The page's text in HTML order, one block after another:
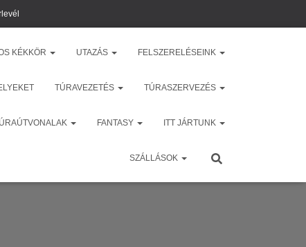
KÉKKÖR UTAZÁS FELSZERELÉSEINK
TÚRAVEZETÉS TÚRASZERVEZÉS
FANTASY ITT JÁRTUNK
SZÁLLÁSOK